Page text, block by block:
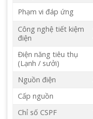
Phạm vi đáp ứng
Công nghệ tiết kiệm
điện
Điện năng tiêu thụ
(Lạnh / sưởi)
Nguồn điện
Cấp nguồn
Chỉ số CSPF